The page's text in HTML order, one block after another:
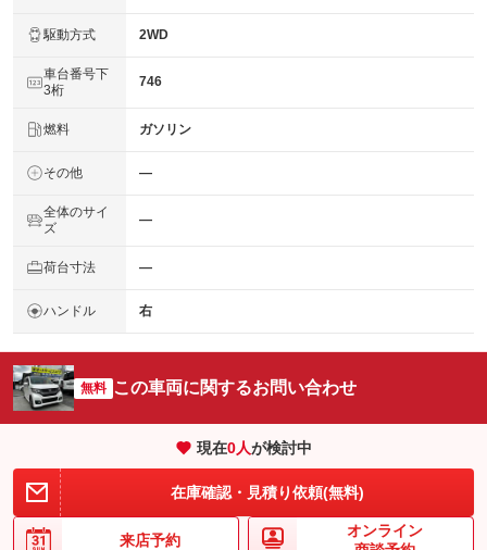
駆動方式 2WD
車台番号下
3桁
746
燃料 ガソリン
その他 ―
全体のサイ
ズ
―
荷台寸法 ―
ハンドル 右
無料 この車両に関するお問い合わせ
現在0人が検討中
在庫確認・見積り依頼(無料)
来店予約
オンライン